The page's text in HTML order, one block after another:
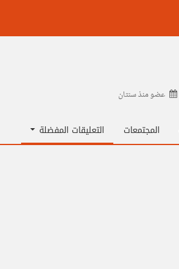
عضو منذسنتان
المجتمعات التعليقات المفضلة